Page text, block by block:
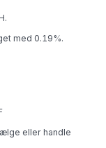
med 0.19%.
eller handle